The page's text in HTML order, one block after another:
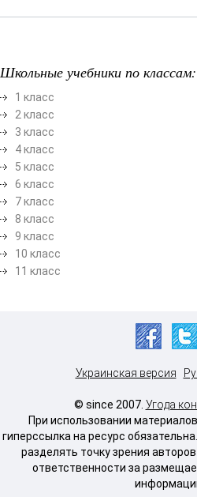
Школьные учебники по классам:
1 класс
2 класс
3 класс
4 класс
5 класс
6 класс
7 класс
8 класс
9 класс
10 класс
11 класс
Украинская версия
© since 2007. Угода
При использовании
гиперссылка на ресурс
разделять точку зрения
ответственности за